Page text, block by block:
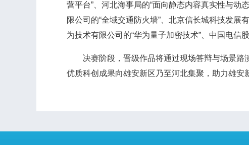
营平台”、河北海事局的“面向静态内容真实性与
限公司的“全域交通防火墙”、北京信长城科技发
为技术有限公司的“华为量子加密技术”、中国电信
决赛阶段，晋级作品将通过现场答辩与场景路演
优质科创成果向雄安新区乃至河北集聚，助力雄安